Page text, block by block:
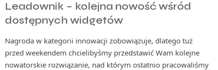
Leadownik – kolejna nowość wśród
dostępnych widgetów
Nagroda w kategorii innowacji zobowiązuje, dlatego tuż
przed weekendem chcielibyśmy przedstawić Wam kolejne
nowatorskie rozwiązanie, nad którym ostatnio pracowaliśmy